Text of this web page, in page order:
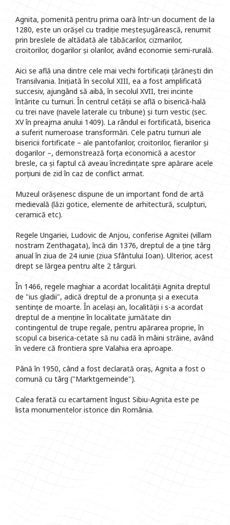
Agnita, pomenită pentru prima oară într-un document de la
1280, este un orășel cu tradiție meșteșugărească, renumit
prin breslele de altădată ale tăbăcarilor, cizmarilor,
croitorilor, dogarilor și olarilor, având economie semi-rurală.
Aici se află una dintre cele mai vechi fortificații țărănești din
Transilvania. Inițiată în secolul XIII, ea a fost amplificată
succesiv, ajungând să aibă, în secolul XVII, trei incinte
întărite cu turnuri. În centrul cetății se află o biserică-hală
cu trei nave (navele laterale cu tribune) și turn vestic (sec.
XV în preajma anului 1409). La rândul ei fortificată, biserica
a suferit numeroase transformări. Cele patru turnuri ale
bisericii fortificate – ale pantofarilor, croitorilor, fierarilor și
dogarilor –, demonstrează forța economică a acestor
bresle, ca și faptul că aveau încredințate spre apărare acele
porțiuni de zid în caz de conflict armat.
Muzeul orășenesc dispune de un important fond de artă
medievală (lăzi gotice, elemente de arhitectură, sculpturi,
ceramică etc).
Regele Ungariei, Ludovic de Anjou, conferise Agnitei (villam
nostram Zenthagata), încă din 1376, dreptul de a ține târg
anual în ziua de 24 iunie (ziua Sfântului Ioan). Ulterior, acest
drept se lărgea pentru alte 2 târguri.
În 1466, regele maghiar a acordat localității Agnita dreptul
de "ius gladii", adică dreptul de a pronunța și a executa
sentințe de moarte. În același an, localității i s-a acordat
dreptul de a menține în localitate jumătate din
contingentul de trupe regale, pentru apărarea proprie, în
scopul ca biserica-cetate să nu cadă în mâini străine, având
în vedere că frontiera spre Valahia era aproape.
Până în 1950, când a fost declarată oraș, Agnita a fost o
comună cu târg ("Marktgemeinde").
Calea ferată cu ecartament îngust Sibiu-Agnita este pe
lista monumentelor istorice din România.